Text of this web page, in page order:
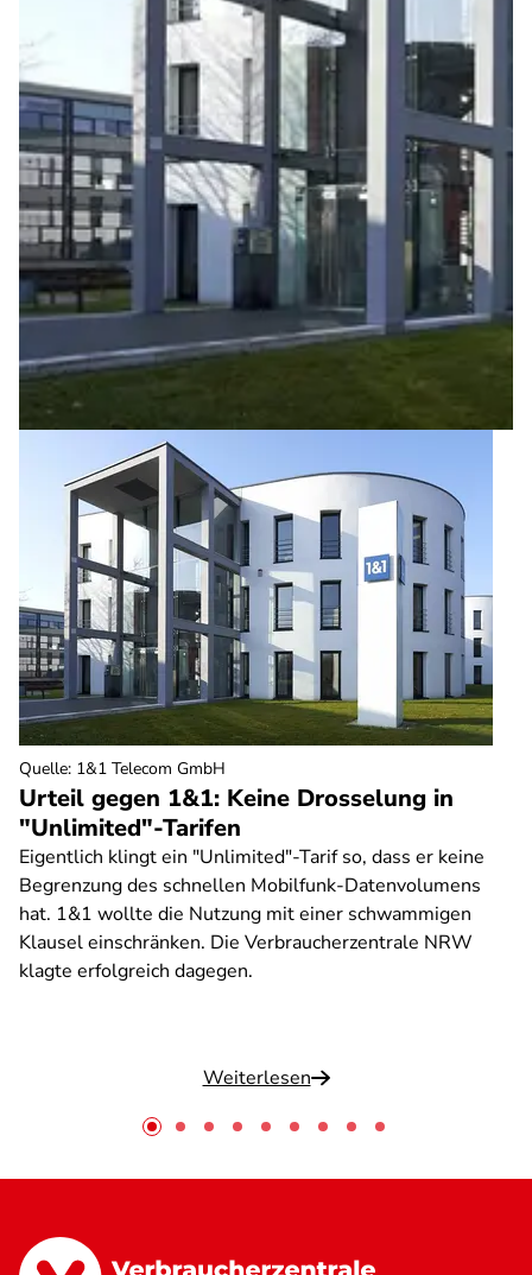
Urteil gegen 1&1: Keine Drosselung in
"Unlimited"-Tarifen
Eigentlich klingt ein "Unlimited"-Tarif so, dass er keine
Begrenzung des schnellen Mobilfunk-Datenvolumens
hat. 1&1 wollte die Nutzung mit einer schwammigen
Klausel einschränken. Die Verbraucherzentrale NRW
klagte erfolgreich dagegen.
Weiterlesen
Quelle: 1&1 Telecom GmbH